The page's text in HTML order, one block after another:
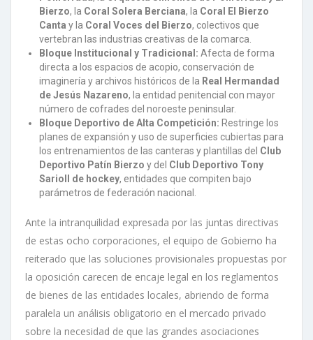
Bierzo, la Coral Solera Berciana, la Coral El Bierzo
Canta y la Coral Voces del Bierzo, colectivos que
vertebran las industrias creativas de la comarca.
Bloque Institucional y Tradicional: Afecta de forma
directa a los espacios de acopio, conservación de
imaginería y archivos históricos de la Real Hermandad
de Jesús Nazareno, la entidad penitencial con mayor
número de cofrades del noroeste peninsular.
Bloque Deportivo de Alta Competición: Restringe los
planes de expansión y uso de superficies cubiertas para
los entrenamientos de las canteras y plantillas del Club
Deportivo Patín Bierzo y del Club Deportivo Tony
Sarioll de hockey, entidades que compiten bajo
parámetros de federación nacional.
Ante la intranquilidad expresada por las juntas directivas
de estas ocho corporaciones, el equipo de Gobierno ha
reiterado que las soluciones provisionales propuestas por
la oposición carecen de encaje legal en los reglamentos
de bienes de las entidades locales, abriendo de forma
paralela un análisis obligatorio en el mercado privado
sobre la necesidad de que las grandes asociaciones